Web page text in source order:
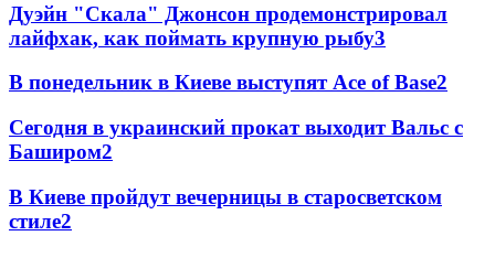
Дуэйн "Скала" Джонсон продемонстрировал
лайфхак, как поймать крупную рыбу3
В понедельник в Киеве выступят Ace of Base2
Сегодня в украинский прокат выходит Вальс с
Баширом2
В Киеве пройдут вечерницы в старосветском
стиле2